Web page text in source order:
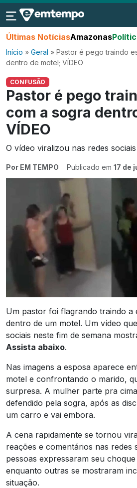
Últimas NotíciasAmazonas
Início » Geral » Pastor é pego traindo
dentro de motel; VÍDEO
CONFUSÃO
Pastor é pego
com a sogra
VÍDEO
O vídeo viralizou nas redes sociais
Por EM TEMPO Publicado em 17 de
Um pastor foi flagrando traindo a
dentro de um motel. Um vídeo
sociais neste fim de semana
Assista abaixo.
Nas imagens a esposa aparece
motel e confrontando o marido,
surpresa. A mulher parte pra
defendido pela sogra, após as
um carro e vai embora.
A cena rapidamente se tornou
reações e comentários nas redes
pessoas expressaram seu
enquanto outras se mostraram
situação.